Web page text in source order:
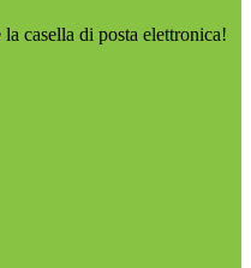
casella di posta elettronica!